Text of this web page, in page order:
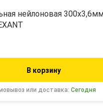
нейлоновая
или доставка:Сегодня
В корзину